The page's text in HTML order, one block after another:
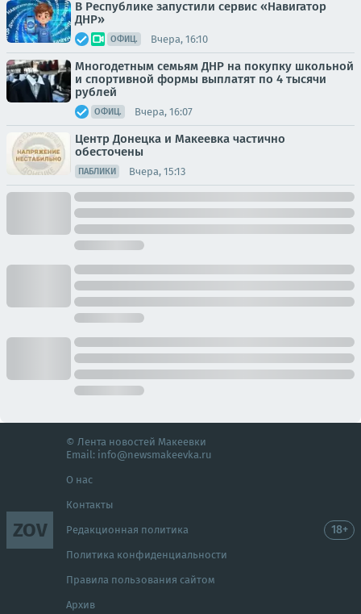
В Республике запустили сервис «Навигатор
ДНР»
ОФИЦ. Вчера, 16:10
Многодетным семьям ДНР на покупку школьной
и спортивной формы выплатят по 4 тысячи
рублей
ОФИЦ. Вчера, 16:07
Центр Донецка и Макеевка частично
обесточены
ПАБЛИКИ Вчера, 15:13
ZOV
© Лента новостей Макеевки
Email: info@newsmakeevka.ru
О нас
Контакты
Редакционная политика
Политика конфиденциальности
Правила пользования сайтом
Архив
18+